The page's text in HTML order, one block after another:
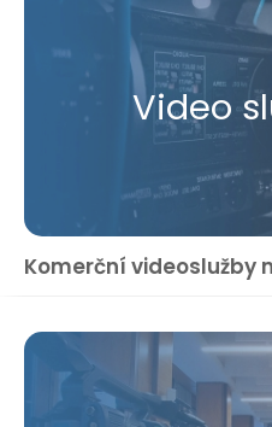
Video
Komerční videoslužby